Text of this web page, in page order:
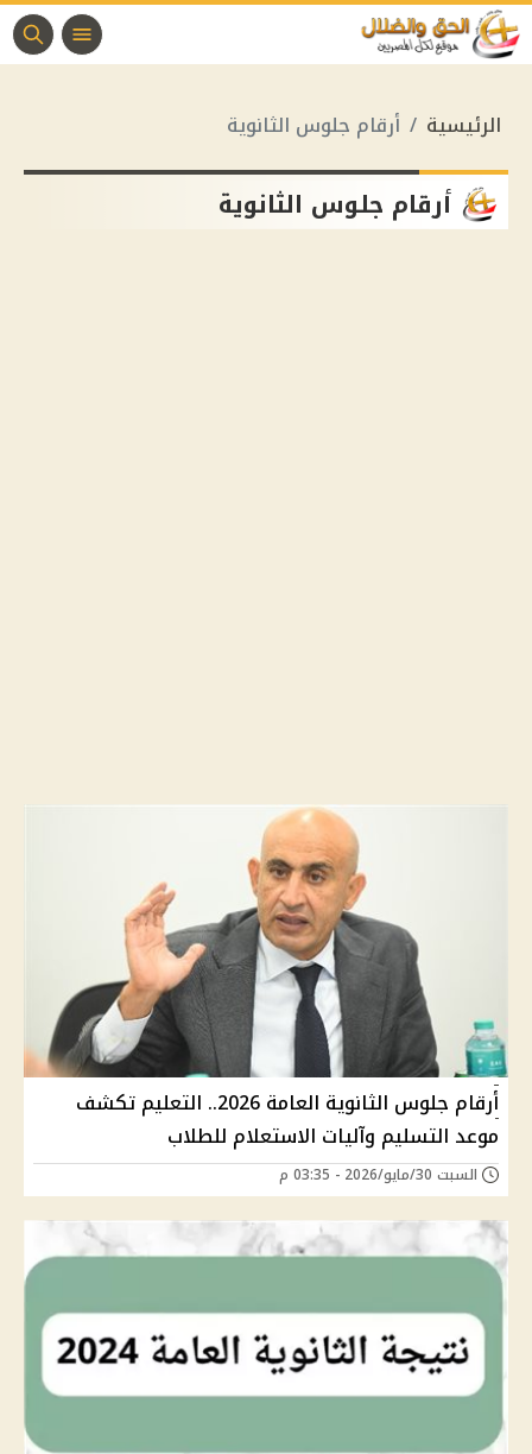
الرئيسية أرقام جلوس الثانوية
أرقام جلوس الثانوية
أرقام جلوس الثانوية العامة 2026.. التعليم تكشف
موعد التسليم وآليات الاستعلام للطلاب
السبت 30/مايو/2026 - 03:35 م